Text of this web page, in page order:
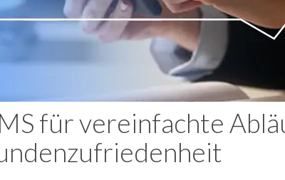
für vereinfachte